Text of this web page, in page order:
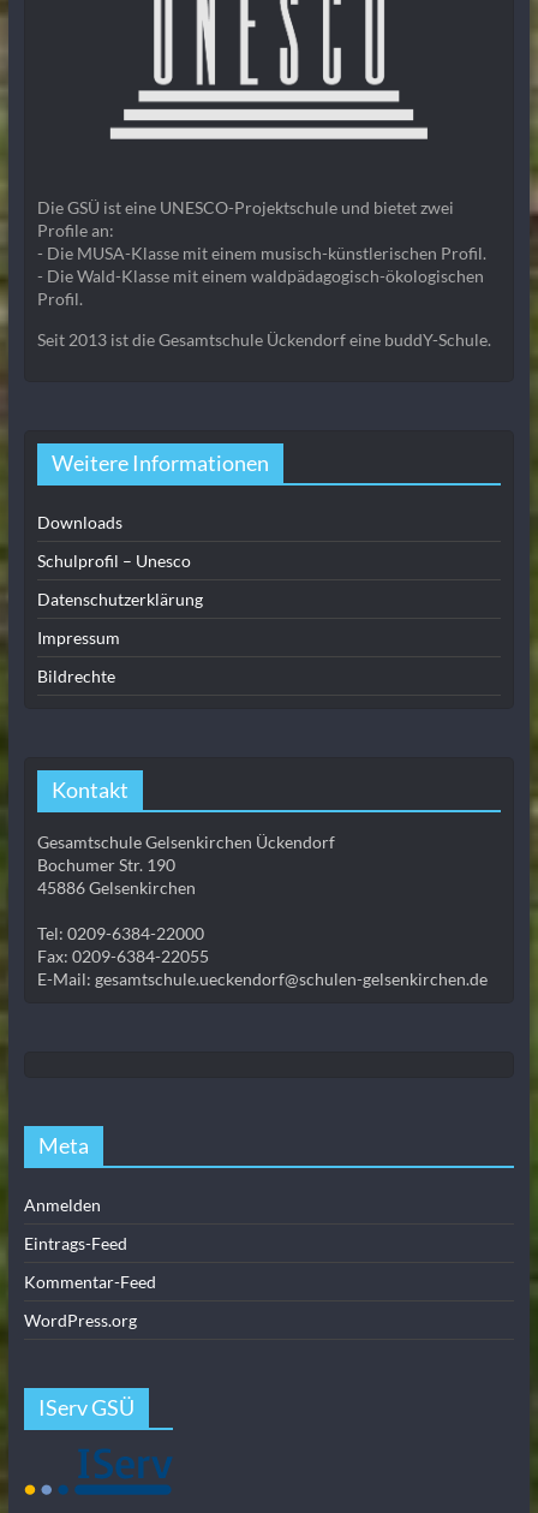
Die GSÜ ist eine UNESCO-Projektschule und bietet zwei
Profile an:
- Die MUSA-Klasse mit einem musisch-künstlerischen Profil.
- Die Wald-Klasse mit einem waldpädagogisch-ökologischen
Profil.
Seit 2013 ist die Gesamtschule Ückendorf eine buddY-Schule.
Weitere Informationen
Downloads
Schulprofil – Unesco
Datenschutzerklärung
Impressum
Bildrechte
Kontakt
Gesamtschule Gelsenkirchen Ückendorf
Bochumer Str. 190
45886 Gelsenkirchen
Tel: 0209-6384-22000
Fax: 0209-6384-22055
E-Mail: gesamtschule.ueckendorf@schulen-gelsenkirchen.de
Meta
Anmelden
Eintrags-Feed
Kommentar-Feed
WordPress.org
IServ GSÜ